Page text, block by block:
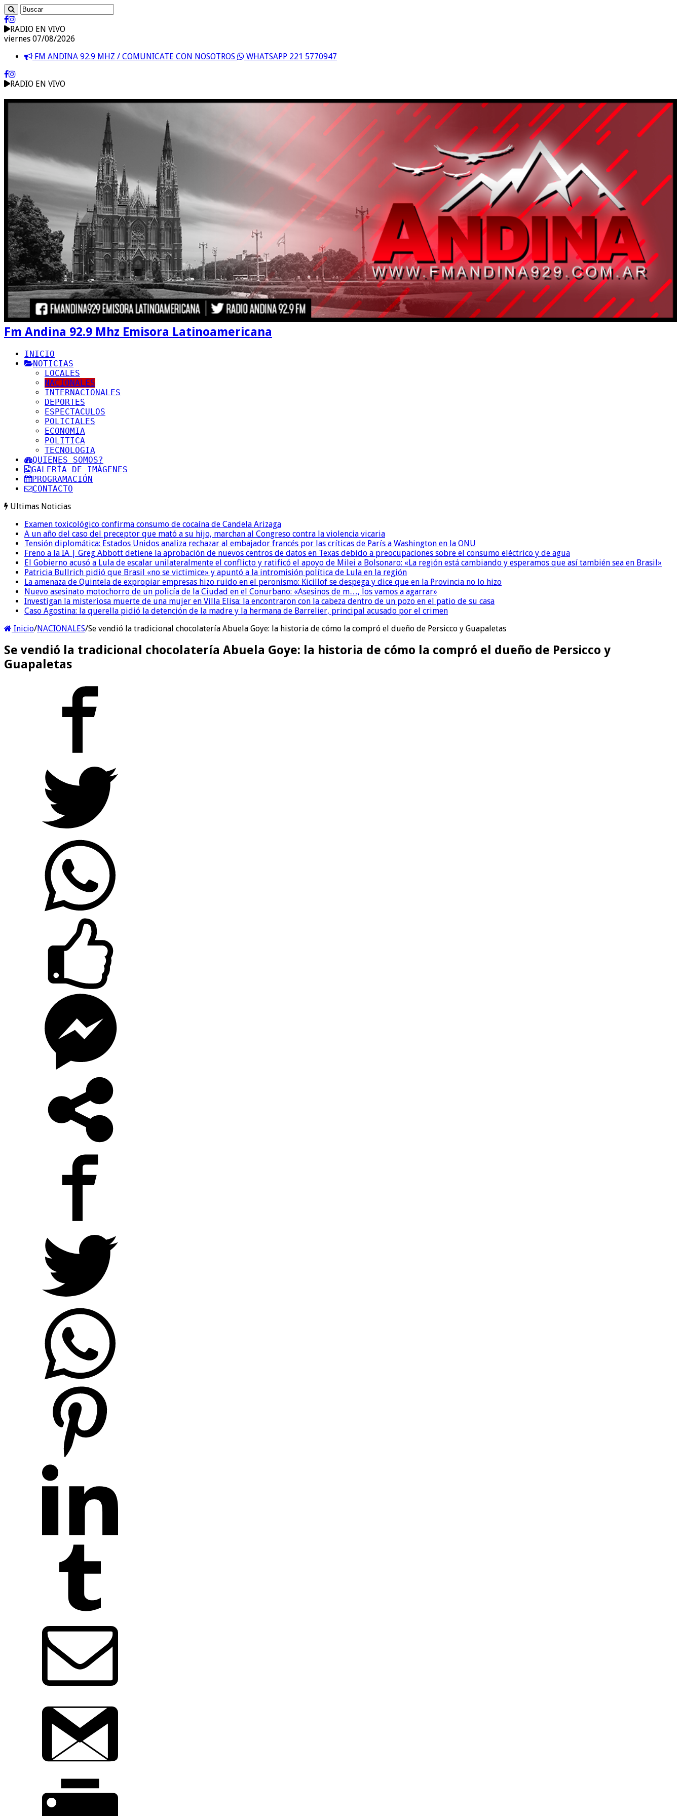
RADIO EN VIVO
viernes 07/08/2026
FM ANDINA 92.9 MHZ / COMUNICATE CON NOSOTROS
WHATSAPP 221 5770947
RADIO EN VIVO
Fm Andina 92.9 Mhz Emisora Latinoamericana
INICIO
NOTICIAS
LOCALES
NACIONALES
INTERNACIONALES
DEPORTES
ESPECTACULOS
POLICIALES
ECONOMIA
POLITICA
TECNOLOGIA
QUIENES SOMOS?
GALERÍA DE IMÁGENES
PROGRAMACIÓN
CONTACTO
Ultimas Noticias
Examen toxicológico confirma consumo de cocaína de Candela Arizaga
A un año del caso del preceptor que mató a su hijo, marchan al Congreso contra la violencia vicaria
Tensión diplomática: Estados Unidos analiza rechazar al embajador francés por las críticas de París a Washington en la ONU
Freno a la IA | Greg Abbott detiene la aprobación de nuevos centros de datos en Texas debido a preocupaciones sobre el consumo eléctrico y de agua
El Gobierno acusó a Lula de escalar unilateralmente el conflicto y ratificó el apoyo de Milei a Bolsonaro: «La región está cambiando y esperamos que así también sea en Brasil»
Patricia Bullrich pidió que Brasil «no se victimice» y apuntó a la intromisión política de Lula en la región
La amenaza de Quintela de expropiar empresas hizo ruido en el peronismo: Kicillof se despega y dice que en la Provincia no lo hizo
Nuevo asesinato motochorro de un policía de la Ciudad en el Conurbano: «Asesinos de m…, los vamos a agarrar»
Investigan la misteriosa muerte de una mujer en Villa Elisa: la encontraron con la cabeza dentro de un pozo en el patio de su casa
Caso Agostina: la querella pidió la detención de la madre y la hermana de Barrelier, principal acusado por el crimen
Inicio/NACIONALES/Se vendió la tradicional chocolatería Abuela Goye: la historia de cómo la compró el dueño de Persicco y Guapaletas
Se vendió la tradicional chocolatería Abuela Goye: la historia de cómo la compró el dueño de Persicco y
Guapaletas